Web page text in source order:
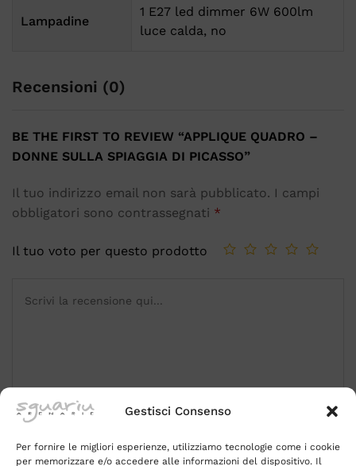
Gestisci Consenso
Per fornire le migliori esperienze, utilizziamo tecnologie come i cookie
per memorizzare e/o accedere alle informazioni del dispositivo. Il
Lampadine
1 E27 led dimmer 6W 600lm
luce calda, no
Recensioni (0)
BE THE FIRST TO REVIEW “APPLIQUE QUADRO –
DONNE SULLA SPIAGGIA DI PICASSO”
Il tuo indirizzo email non sarà pubblicato. I campi
obbligatori sono contrassegnati *
Il tuo voto per questo prodotto
Name *